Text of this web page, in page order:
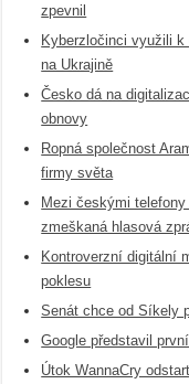
zpevnil
Kyberzločinci využili
na Ukrajině
Česko dá na
obnovy
Ropná společnost
firmy světa
Mezi českými
zmeškaná hlasová
Kontroverzní digitální
poklesu
Senát chce od Síkely
Google představil
Útok WannaCry